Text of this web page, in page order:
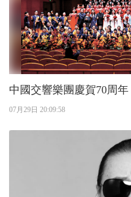
07月29日 20:09:58